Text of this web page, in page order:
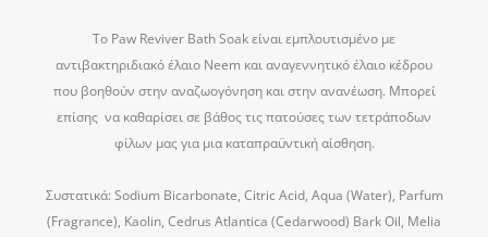
Το Paw Reviver Bath Soak είναι εμπλουτισμένο με
αντιβακτηριδιακό έλαιο Neem και αναγεννητικό έλαιο κέδρου
που βοηθούν στην αναζωογόνηση και στην ανανέωση. Μπορεί
επίσης να καθαρίσει σε βάθος τις πατούσες των τετράποδων
φίλων μας για μια καταπραϋντική αίσθηση.
Συστατικά: Sodium Bicarbonate, Citric Acid, Aqua (Water), Parfum
(Fragrance), Kaolin, Cedrus Atlantica (Cedarwood) Bark Oil, Melia